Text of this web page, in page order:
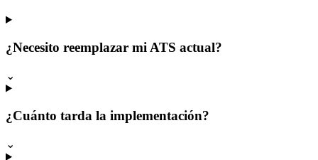
¿Necesito reemplazar mi ATS actual?
⌄
¿Cuánto tarda la implementación?
⌄